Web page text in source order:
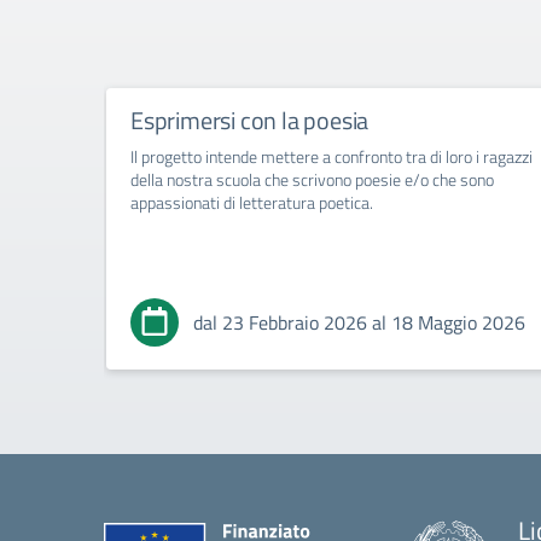
Esprimersi con la poesia
Il progetto intende mettere a confronto tra di loro i ragazzi
della nostra scuola che scrivono poesie e/o che sono
appassionati di letteratura poetica.
dal 23 Febbraio 2026 al 18 Maggio 2026